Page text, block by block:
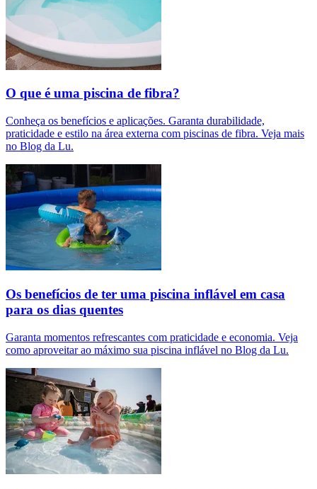
O que é uma piscina de fibra?
Conheça os benefícios e aplicações. Garanta durabilidade,
praticidade e estilo na área externa com piscinas de fibra. Veja mais
no Blog da Lu.
Os benefícios de ter uma piscina inflável em casa
para os dias quentes
Garanta momentos refrescantes com praticidade e economia. Veja
como aproveitar ao máximo sua piscina inflável no Blog da Lu.